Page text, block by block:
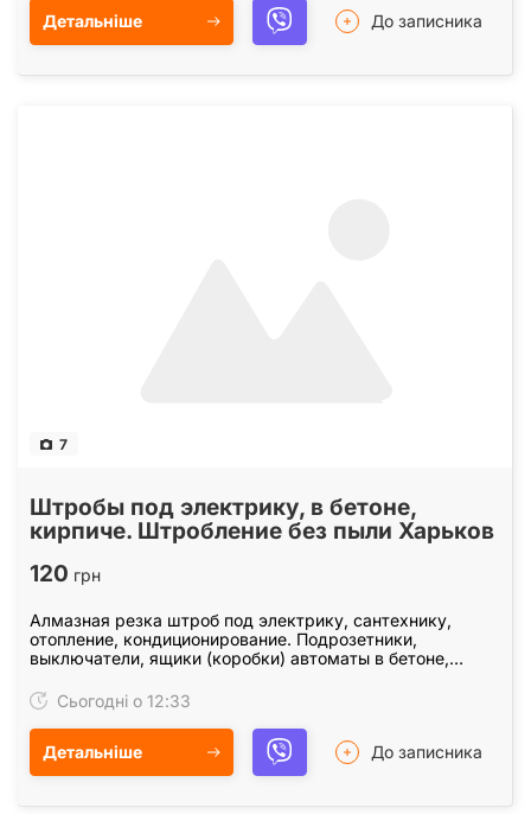
Детальніше До записника
7
Штробы под электрику, в бетоне,
кирпиче. Штробление без пыли Харьков
120 грн
Алмазная резка штроб под электрику, сантехнику,
отопление, кондиционирование. Подрозетники,
выключатели, ящики (коробки) автоматы в бетоне,
пылесосом.…
Сьогодні о 12:33
Детальніше До записника